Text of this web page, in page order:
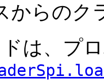
からのク
は、プ